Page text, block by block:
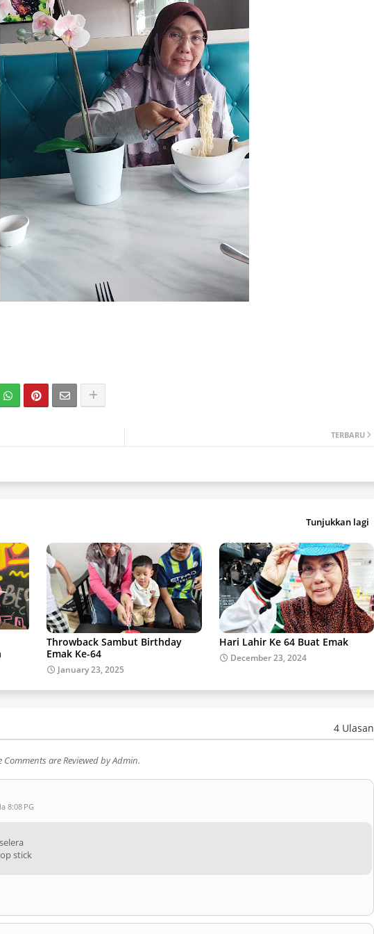
TERBARU
Tunjukkan lagi
Throwback Sambut Birthday
Emak Ke-64
January 23, 2025
Hari Lahir Ke 64 Buat Emak
December 23, 2024
4 Ulasan
are Reviewed by Admin.
8:08 PG
stick